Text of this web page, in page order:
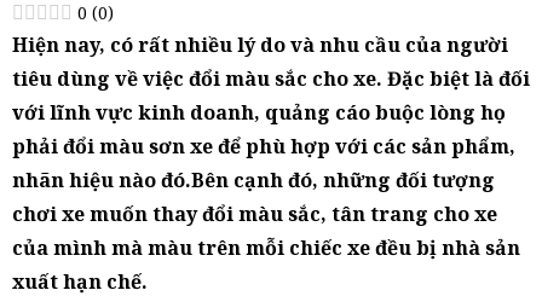
0 (0)
Hiện nay, có rất nhiều lý do và nhu cầu của người
tiêu dùng về việc đổi màu sắc cho xe. Đặc biệt là đối
với lĩnh vực kinh doanh, quảng cáo buộc lòng họ
phải đổi màu sơn xe để phù hợp với các sản phẩm,
nhãn hiệu nào đó.Bên cạnh đó, những đối tượng
chơi xe muốn thay đổi màu sắc, tân trang cho xe
của mình mà màu trên mỗi chiếc xe đều bị nhà sản
xuất hạn chế.